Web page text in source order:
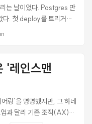
는 날이었다. Postgres 만
. 첫 deploy를 트리거하
드를 3번 더 깨먹었다. 단
한다. 본 포스트는 다음 상
에 Rails 앱) Render
API 로 서비스를 직접 생
MVP 인프라 목표 발단:
첫 deploy 의 빌드 로그가
'레인스맨
’을 명명했지만, 그 하네
과 달리 기존 조직(AX)에